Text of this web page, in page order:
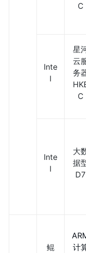
C
Inte
l
星
云
务
C
Inte
l
大
据
D7
鲲
计